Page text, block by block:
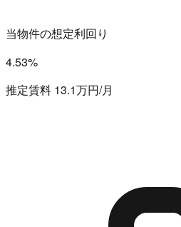
当物件の想定利回り
4.53%
推定賃料 13.1万円/月